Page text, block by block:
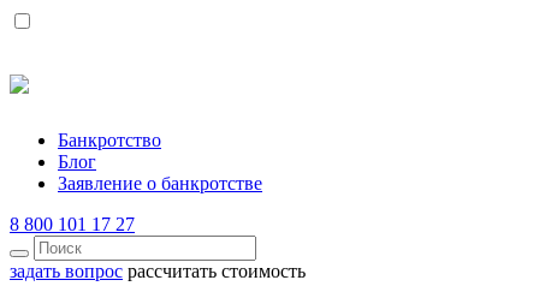
Банкротство
Блог
Заявление о банкротстве
8 800 101 17 27
задать вопрос рассчитать стоимость